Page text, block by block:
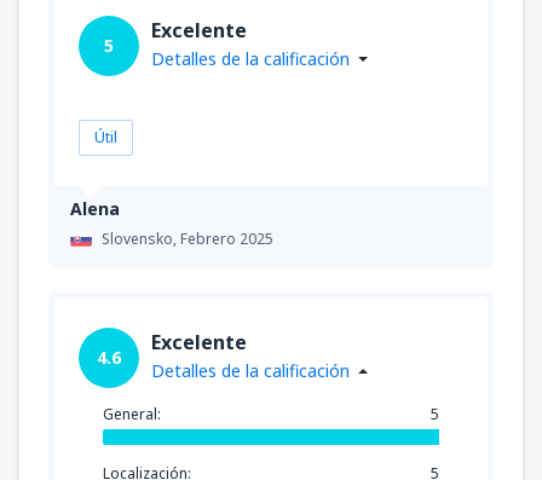
Alena
Slovensko,Febrero 2025
5
Excelente
Detalles de la calificación
Útil
4.6
Excelente
Detalles de la calificación
General: 5
Localización: 5